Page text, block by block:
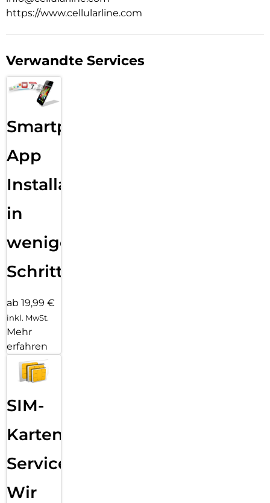
https://www.cellularline.com
Verwandte Services
Smartphone
App
Installation
in
wenigen
Schritten
ab 19,99 €
inkl. MwSt.
Mehr
erfahren
SIM-
Karten
Service:
Wir